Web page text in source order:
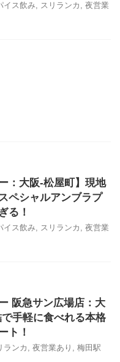
イス飲み, スリランカ , 夜営業
：大阪-松屋町】現地
ペシャルアンブラプ
る！
イス飲み, スリランカ , 夜営業
阪急サン広場店：大
手軽に食べれる本格
ト！
ランカ, 夜営業あり , 梅田駅